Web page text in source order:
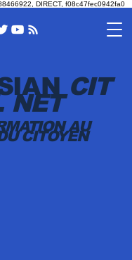
DIRECT, f08c47fec0942fa0
AN CIT
NET
AU
CITOYEN